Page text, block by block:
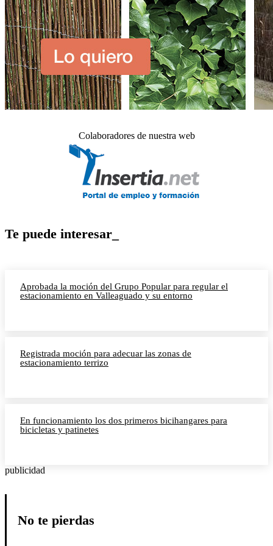
Colaboradores de nuestra web
Te puede interesar_
Aprobada la moción del Grupo Popular para regular el
estacionamiento en Valleaguado y su entorno
Registrada moción para adecuar las zonas de
estacionamiento terrizo
En funcionamiento los dos primeros bicihangares para
bicicletas y patinetes
publicidad
No te pierdas